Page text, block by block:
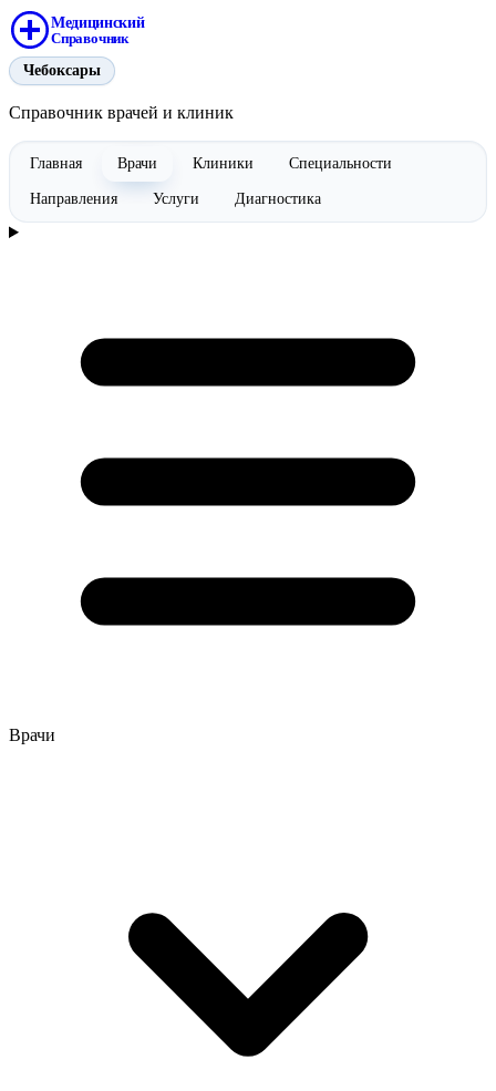
Медицинский
Справочник
Чебоксары
Справочник врачей и клиник
Главная Врачи Клиники Специальности
Направления Услуги Диагностика
Врачи